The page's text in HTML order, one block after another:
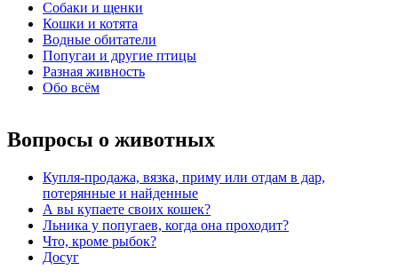
Собаки и щенки
Кошки и котята
Водные обитатели
Попугаи и другие птицы
Разная живность
Обо всём
Вопросы о животных
Купля-продажа, вязка, приму или отдам в дар,
потерянные и найденные
А вы купаете своих кошек?
Льника у попугаев, когда она проходит?
Что, кроме рыбок?
Досуг